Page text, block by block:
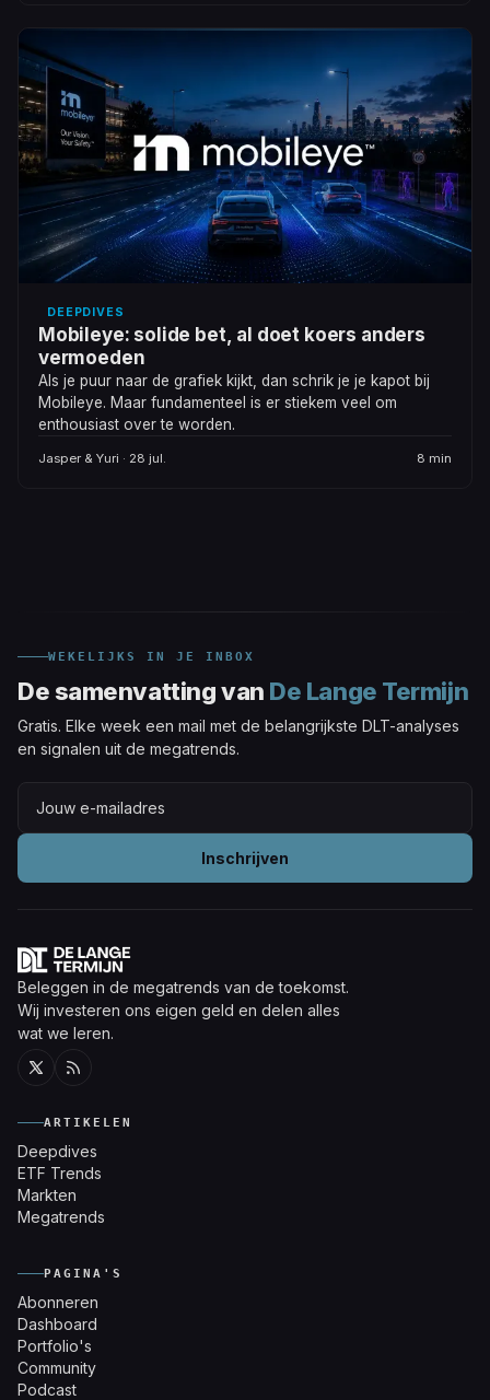
DEEPDIVES
Mobileye: solide bet, al doet koers anders
vermoeden
Als je puur naar de grafiek kijkt, dan schrik je je kapot bij
Mobileye. Maar fundamenteel is er stiekem veel om
enthousiast over te worden.
Jasper & Yuri · 28 jul. 8 min
WEKELIJKS IN JE INBOX
De samenvatting van De Lange Termijn
Gratis. Elke week een mail met de belangrijkste DLT-analyses
en signalen uit de megatrends.
Inschrijven
Beleggen in de megatrends van de toekomst.
Wij investeren ons eigen geld en delen alles
wat we leren.
ARTIKELEN
Deepdives
ETF Trends
Markten
Megatrends
PAGINA'S
Abonneren
Dashboard
Portfolio's
Community
Podcast